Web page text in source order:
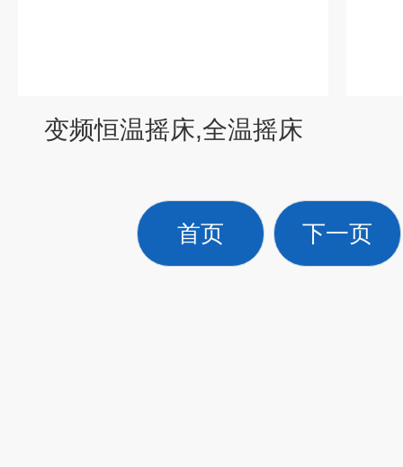
变频恒温摇床,全温摇床
首页 下一页